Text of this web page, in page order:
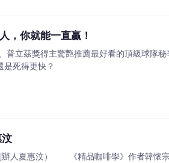
，你就能一直贏！
普立茲獎得主驚艷推薦最好看的頂級球
還是死得更快？
辦人夏惠汶） 《精品咖啡學》作者韓懷